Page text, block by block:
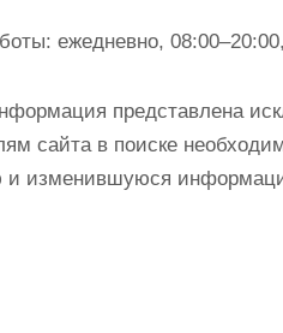
ежедневно,
представлена
сайта в поиске
и изменившуюся